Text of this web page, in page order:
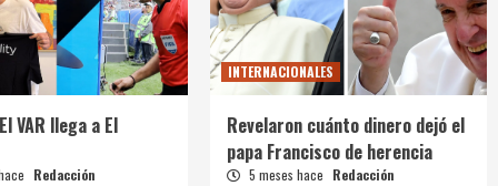
VAR llega a El
Redacción
INTERNACIONALES
Revelaron cuánto dinero dejó el
papa Francisco de herencia
5 meses hace Redacción